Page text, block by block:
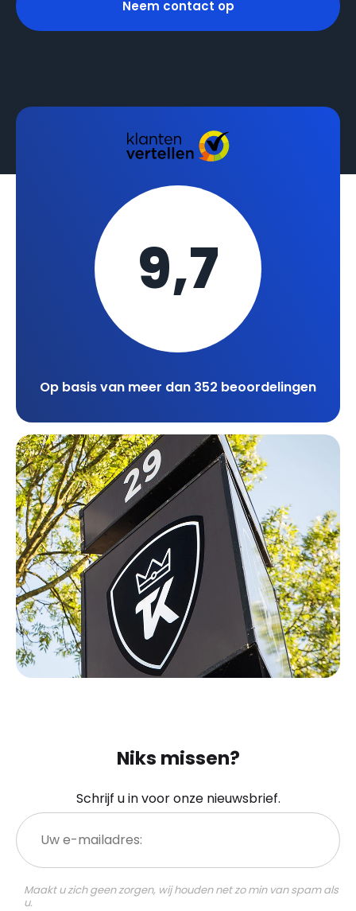
Neem contact op
9,7
Op basis van meer dan 352 beoordelingen
Niks missen?
Schrijf u in voor onze nieuwsbrief.
Uw
e-
mailadres:
Maakt u zich geen zorgen, wij houden net zo min van spam als
u.